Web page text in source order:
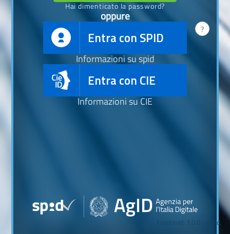
Hai dimenticato la password?
oppure
Entra con SPID ?
Informazioni su spid
Entra con CIE
Informazioni su CIE
Frontend: 1.0.0 - build.